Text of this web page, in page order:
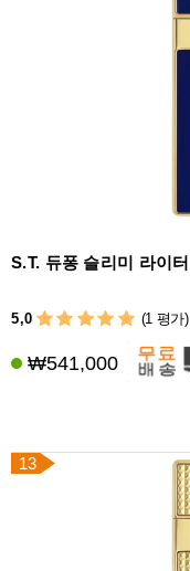
S.T. 듀퐁 슬리미 라이
5,0 (1 평가)
₩541,000
13